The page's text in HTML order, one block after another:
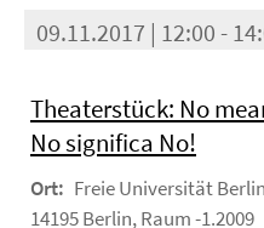
09.11.2017 | 12:00 -
Theaterstück: No
No significa No!
Ort: Freie Universität
14195 Berlin, Raum -1.2009